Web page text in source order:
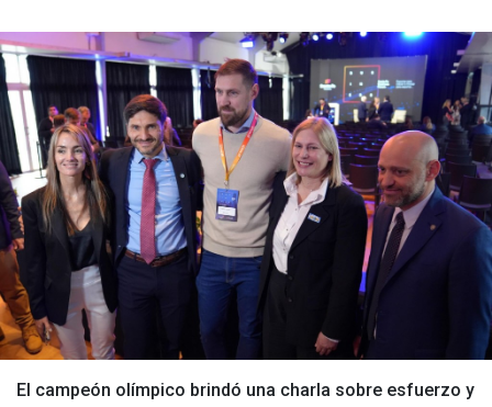
El campeón olímpico brindó una charla sobre esfuerzo y